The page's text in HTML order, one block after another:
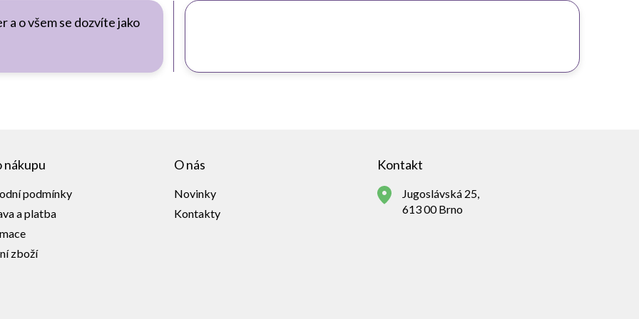
o všem se dozvíte jako
nákupu
podmínky
a platba
zboží
O nás
Novinky
Kontakty
Kontakt
Jugoslávská 25,
613 00 Brno